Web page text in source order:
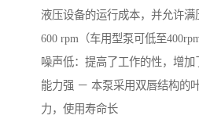
液压设备的运行成本，并允许
600 rpm（车用型泵可低至400rpm
噪声低：提高了工作的性，增
能力强 － 本泵采用双唇结构的
力，使用寿命长